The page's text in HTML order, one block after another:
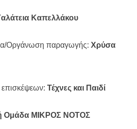
Καπελλάκου
Οργάνωση παραγωγής: Χρύσα
Τέχνες και Παιδί
Ομάδα ΜΙΚΡΟΣ ΝΟΤΟΣ